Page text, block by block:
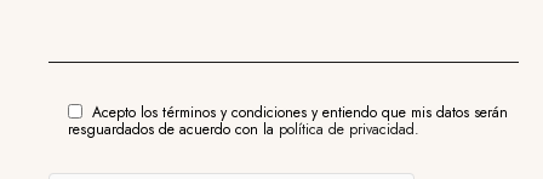
Acepto los términos y condiciones y entiendo que mis datos serán
resguardados de acuerdo con la política de privacidad.